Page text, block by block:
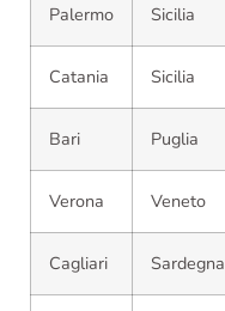
Palermo Sicilia
Catania Sicilia
Bari Puglia
Verona Veneto
Cagliari Sardegna